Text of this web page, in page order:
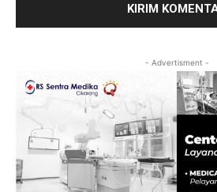
- Advertisment -